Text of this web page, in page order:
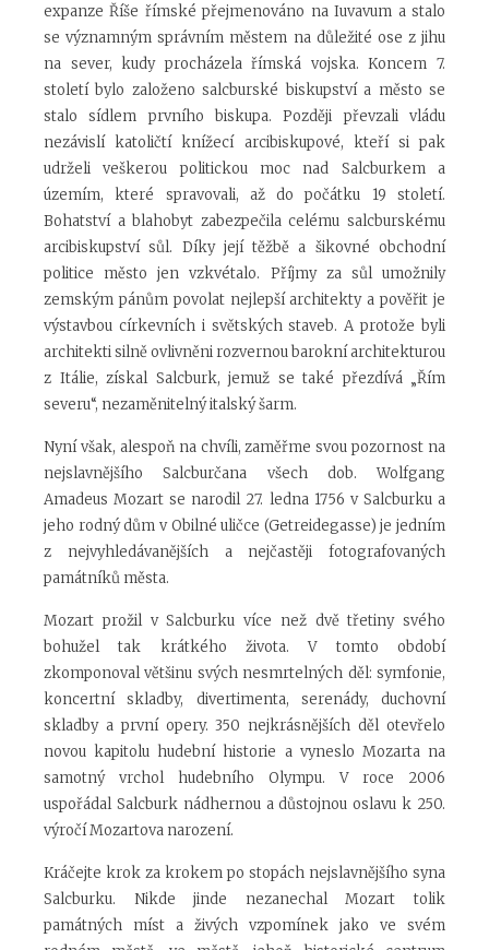
expanze Říše římské přejmenováno na Iuvavum a stalo
se významným správním městem na důležité ose z jihu
na sever, kudy procházela římská vojska. Koncem 7.
století bylo založeno salcburské biskupství a město se
stalo sídlem prvního biskupa. Později převzali vládu
nezávislí katoličtí knížecí arcibiskupové, kteří si pak
udrželi veškerou politickou moc nad Salcburkem a
územím, které spravovali, až do počátku 19 století.
Bohatství a blahobyt zabezpečila celému salcburskému
arcibiskupství sůl. Díky její těžbě a šikovné obchodní
politice město jen vzkvétalo. Příjmy za sůl umožnily
zemským pánům povolat nejlepší architekty a pověřit je
výstavbou církevních i světských staveb. A protože byli
architekti silně ovlivněni rozvernou barokní architekturou
z Itálie, získal Salcburk, jemuž se také přezdívá „Řím
severu“, nezaměnitelný italský šarm.
Nyní však, alespoň na chvíli, zaměřme svou pozornost na
nejslavnějšího Salcburčana všech dob. Wolfgang
Amadeus Mozart se narodil 27. ledna 1756 v Salcburku a
jeho rodný dům v Obilné uličce (Getreidegasse) je jedním
z nejvyhledávanějších a nejčastěji fotografovaných
památníků města.
Mozart prožil v Salcburku více než dvě třetiny svého
bohužel tak krátkého života. V tomto období
zkomponoval většinu svých nesmrtelných děl: symfonie,
koncertní skladby, divertimenta, serenády, duchovní
skladby a první opery. 350 nejkrásnějších děl otevřelo
novou kapitolu hudební historie a vyneslo Mozarta na
samotný vrchol hudebního Olympu. V roce 2006
uspořádal Salcburk nádhernou a důstojnou oslavu k 250.
výročí Mozartova narození.
Kráčejte krok za krokem po stopách nejslavnějšího syna
Salcburku. Nikde jinde nezanechal Mozart tolik
památných míst a živých vzpomínek jako ve svém